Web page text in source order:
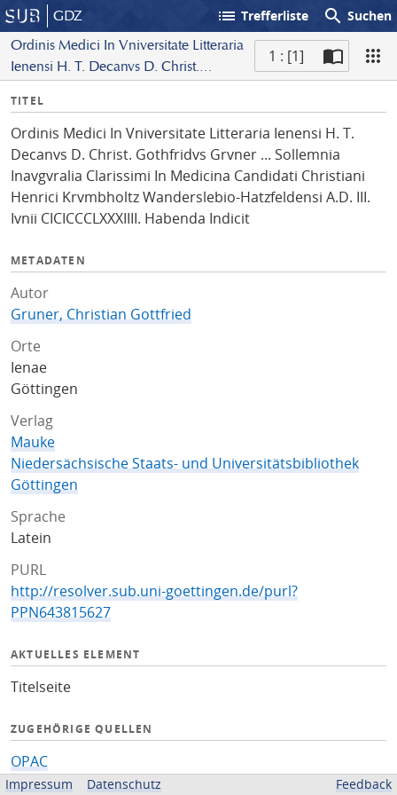
GDZ list Trefferliste search Suchen
Ordinis Medici In Vniversitate Litteraria
Ienensi H. T. Decanvs D. Christ.
Inavgvralia Clarissimi In Medicina
Candidati Christiani Henrici
Krvmbholtz Wanderslebio-
Hatzfeldensi A.D. III. Ivnii
CICICCCLXXXIIII. Habenda Indicit
1 : [1]
I
f
o
TITEL
Ordinis Medici In Vniversitate Litteraria Ienensi H. T.
Decanvs D. Christ. Gothfridvs Grvner ... Sollemnia
Inavgvralia Clarissimi In Medicina Candidati Christiani
Henrici Krvmbholtz Wanderslebio-Hatzfeldensi A.D. III.
Ivnii CICICCCLXXXIIII. Habenda Indicit
METADATEN
Autor
Gruner, Christian Gottfried
Orte
Ienae
Göttingen
Verlag
Mauke
Niedersächsische Staats- und Universitätsbibliothek
Göttingen
Sprache
Latein
PURL
http://resolver.sub.uni-goettingen.de/purl?
PPN643815627
AKTUELLES ELEMENT
Titelseite
ZUGEHÖRIGE QUELLEN
OPAC
Impressum Datenschutz Feedback